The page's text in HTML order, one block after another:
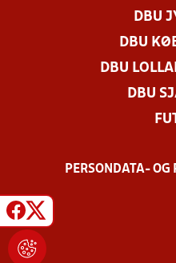
DBU
DBU
DBU
DBU
PERSONDATA-